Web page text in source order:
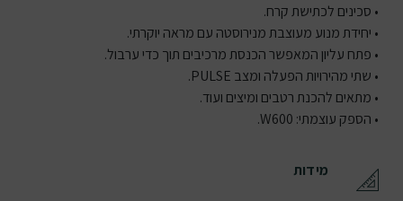
• סכינים לכתישת קרח.
• יחידת מנוע מעוצבת מנירוסטה עם מראה יוקרתי.
• פתח עליון המאפשר הכנסת מרכיבים תוך כדי ערבול.
• שתי מהירויות הפעלה ומצב PULSE.
• מתאים להכנת רטבים ומיצים ועוד.
• הספק עוצמתי: W600.
מידות